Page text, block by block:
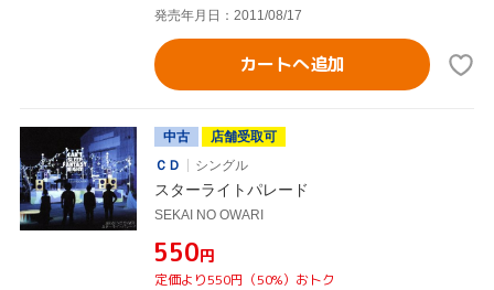
発売年月日：2011/08/17
カートへ追加
中古
店舗受取可
ＣＤ
シングル
スターライトパレード
SEKAI NO OWARI
¥550円
定価より550円（50%）おトク